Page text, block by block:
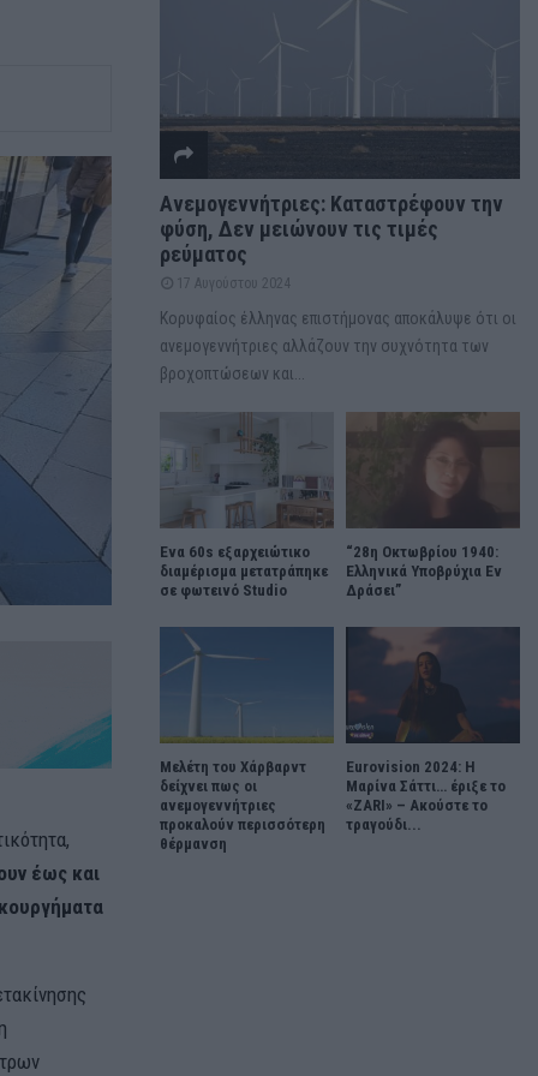
έως και
Ανεμογεννήτριες: Καταστρέφουν την
φύση, Δεν μειώνουν τις τιμές
ρεύματος
17 Αυγούστου 2024
Κορυφαίος έλληνας επιστήμονας αποκάλυψε ότι οι
ανεμογεννήτριες αλλάζουν την συχνότητα των
βροχοπτώσεων και...
Ένα 60s εξαρχειώτικο
διαμέρισμα μετατράπηκε
σε φωτεινό Studio
“28η Οκτωβρίου 1940:
Ελληνικά Υποβρύχια Εν
Δράσει”
Μελέτη του Χάρβαρντ
δείχνει πως οι
ανεμογεννήτριες
προκαλούν περισσότερη
θέρμανση
Eurovision 2024: Η
Μαρίνα Σάττι… έριξε το
«ZARI» – Ακούστε το
τραγούδι...